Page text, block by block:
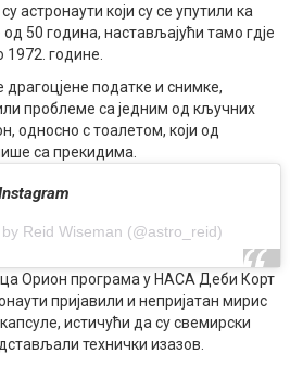
астронаути који су се упутили ка
50 година, настављајући тамо гдје
1972. године.
податке и снимке,
проблеме са једним од кључних
односно с тоалетом, који од
са прекидима.
Reid Wiseman (@astro_reid)
Орион програма у НАСА Деби Корт
пријавили и непријатан мирис
истичући да су свемирски
технички изазов.